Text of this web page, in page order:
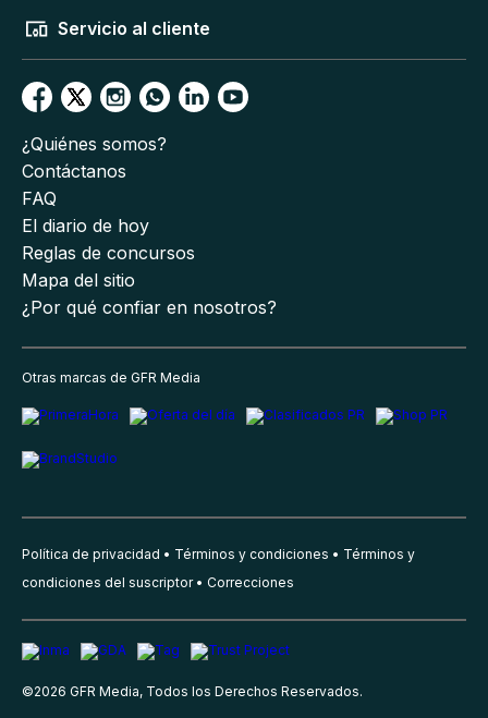
Servicio al cliente
¿Quiénes somos?
Contáctanos
FAQ
El diario de hoy
Reglas de concursos
Mapa del sitio
¿Por qué confiar en nosotros?
Otras marcas de GFR Media
Política de privacidad Términos y condiciones
Términos y
condiciones del suscriptor
Correcciones
©2026 GFR Media, Todos los Derechos Reservados.